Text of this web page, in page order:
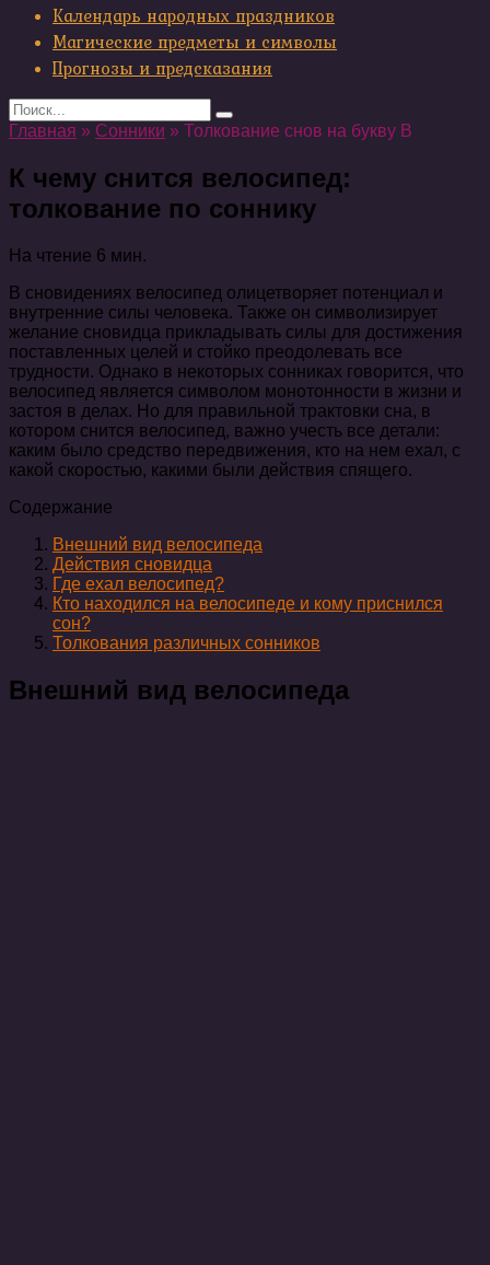
Календарь народных праздников
Магические предметы и символы
Прогнозы и предсказания
Search
for:
Главная » Сонники » Толкование снов на букву В
К чему снится велосипед:
толкование по соннику
На чтение 6 мин.
В сновидениях велосипед олицетворяет потенциал и
внутренние силы человека. Также он символизирует
желание сновидца прикладывать силы для достижения
поставленных целей и стойко преодолевать все
трудности. Однако в некоторых сонниках говорится, что
велосипед является символом монотонности в жизни и
застоя в делах. Но для правильной трактовки сна, в
котором снится велосипед, важно учесть все детали:
каким было средство передвижения, кто на нем ехал, с
какой скоростью, какими были действия спящего.
Содержание
Внешний вид велосипеда
Действия сновидца
Где ехал велосипед?
Кто находился на велосипеде и кому приснился
сон?
Толкования различных сонников
Внешний вид велосипеда